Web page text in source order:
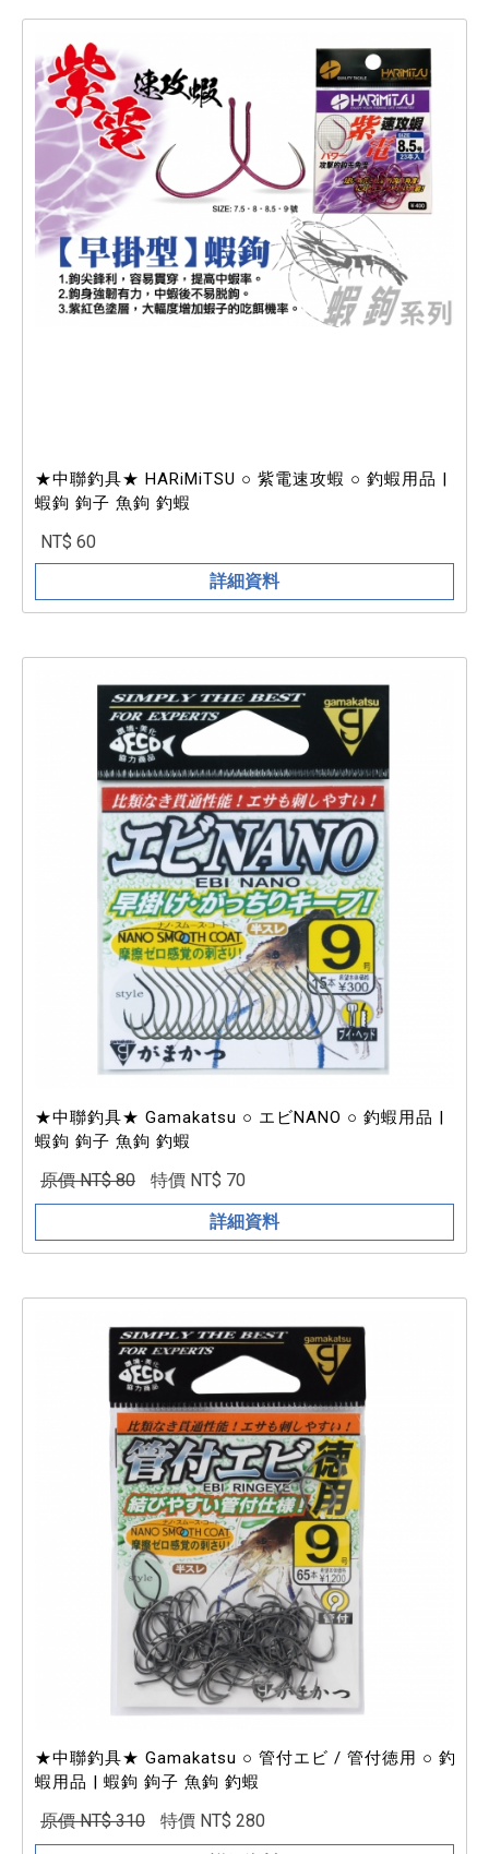
★中聯釣具★ HARiMiTSU ○ 紫電速攻蝦 ○ 釣蝦用品 |
蝦鉤 鉤子 魚鉤 釣蝦
NT$ 60
詳細資料
★中聯釣具★ Gamakatsu ○ エビNANO ○ 釣蝦用品 |
蝦鉤 鉤子 魚鉤 釣蝦
原價 NT$ 80
特價 NT$ 70
詳細資料
★中聯釣具★ Gamakatsu ○ 管付エビ / 管付徳用 ○ 釣
蝦用品 | 蝦鉤 鉤子 魚鉤 釣蝦
原價 NT$ 310
特價 NT$ 280